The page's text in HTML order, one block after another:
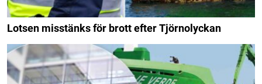
Lotsen misstänks för brott efter Tjörnolyckan